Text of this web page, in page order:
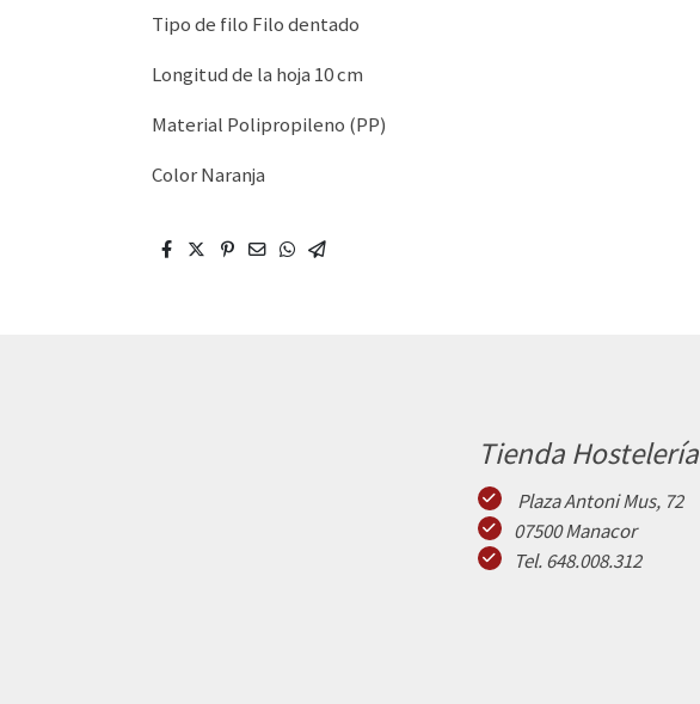
Tipo de filo Filo dentado
Longitud de la hoja 10 cm
Material Polipropileno (PP)
Color Naranja
Tienda Hostelería
Plaza Antoni Mus, 72
07500 Manacor
Tel. 648.008.312